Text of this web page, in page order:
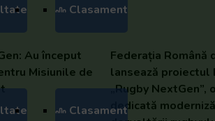
Clasament
Clasament
Au început
Misiunile de
Federația Română
lansează proiectul
„Rugby NextGen”,
dedicată